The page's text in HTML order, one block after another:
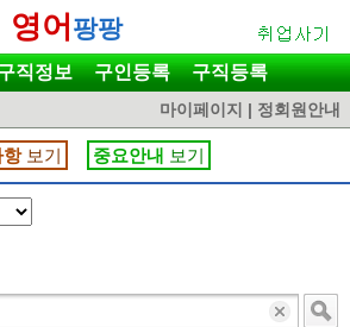
영어 팡팡
직정보 구인등록 구직등록
마이페이지 | 정회원안내
항 보기 중요안내 보기